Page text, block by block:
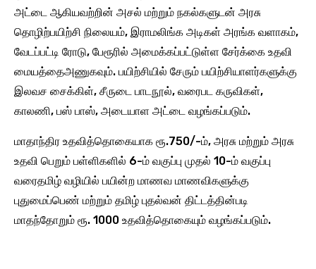
அட்டை ஆகியவற்றின் அசல் மற்றும் நகல்களுடன் அரசு
தொழிற்பயிற்சி நிலையம், இராமலிங்க அடிகள் அரங்க வளாகம்,
வேடப்பட்டி ரோடு, பேரூரில் அமைக்கப்பட்டுள்ள சேர்க்கை உதவி
மையத்தைஅணுகவும். பயிற்சியில் சேரும் பயிற்சியாளர்களுக்கு
இலவச சைக்கிள், சீருடை பாடநூல், வரைபட கருவிகள்,
காலணி, பஸ் பாஸ், அடையாள அட்டை வழங்கப்படும்.
மாதாந்திர உதவித்தொகையாக ரூ.750/-ம், அரசு மற்றும் அரசு
உதவி பெறும் பள்ளிகளில் 6-ம் வகுப்பு முதல் 10-ம் வகுப்பு
வரைதமிழ் வழியில் பயின்ற மாணவ மாணவிகளுக்கு
புதுமைப்பெண் மற்றும் தமிழ் புதல்வன் திட்டத்தின்படி
மாதந்தோறும் ரூ. 1000 உதவித்தொகையும் வழங்கப்படும்.